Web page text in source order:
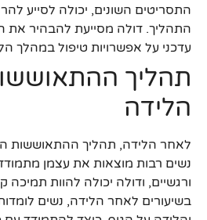
התסריטים השונים, יכולה לסייע
התהליך. דולה מסייעת להבהיר את
עדכני על אפשרויות טיפול במהלך
תהליך
הלידה
לאחר הלידה, תהליך ההתאוששות
נשים רבות מוצאות את עצמן
ורגשיים, ודולה יכולה להוות
בשיעורים לאחר הלידה, נשים